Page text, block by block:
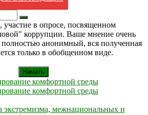
Искатьв опросе, посвященном
коррупции. Ваше мнение очень
анонимный, вся полученная
только в обобщенном виде.
Начать